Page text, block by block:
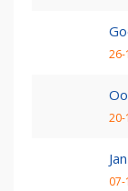
26-
20-
07-